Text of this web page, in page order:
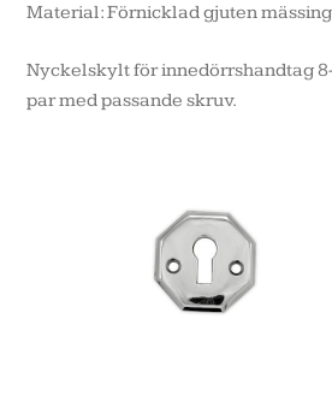
Material: Förnicklad gjuten mässing
Nyckelskylt för innedörrshandtag
par med passande skruv.